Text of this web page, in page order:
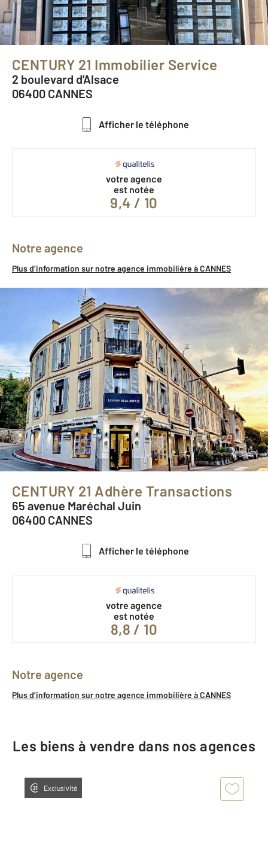
CENTURY 21 Immobilier Service
2 boulevard d'Alsace
06400 CANNES
Afficher le téléphone
votre agence
est notée
9,4 / 10
Notre agence
Plus d’information sur notre agence immobilière à CANNES
CENTURY 21 Adhère Transactions
65 avenue Maréchal Juin
06400 CANNES
Afficher le téléphone
votre agence
est notée
8,8 / 10
Notre agence
Plus d’information sur notre agence immobilière à CANNES
Les biens à vendre dans nos agences
Exclusivité